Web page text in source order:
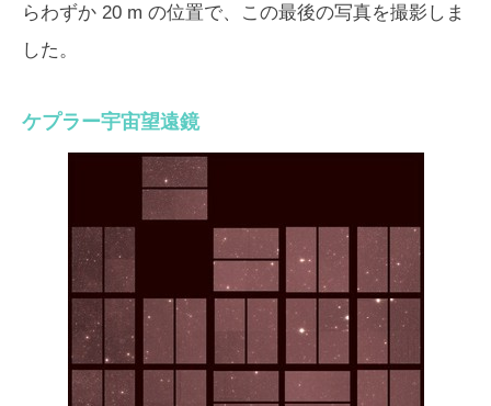
らわずか 20 m の位置で、この最後の写真を撮影しま
した。
ケプラー宇宙望遠鏡